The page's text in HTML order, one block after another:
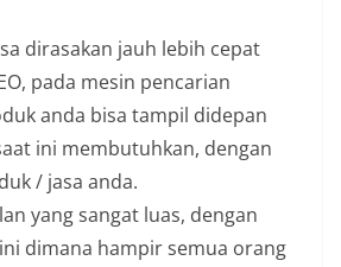
dirasakan jauh lebih cepat
pada mesin pencarian
anda bisa tampil didepan
ini membutuhkan, dengan
/ jasa anda.
yang sangat luas, dengan
dimana hampir semua orang